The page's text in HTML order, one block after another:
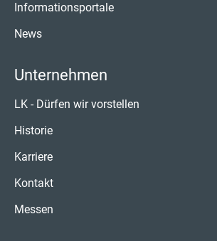
Informationsportale
News
Unternehmen
LK - Dürfen wir vorstellen
Historie
Karriere
Kontakt
Messen